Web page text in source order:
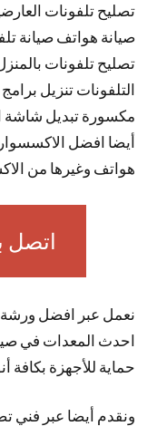
تصليح تلفونات
صيانة هواتف صيانة
تصليح تلفونات
التلفونات تنزيل
مكسورة تبديل شاشة
أيضا افضل
هواتف وغيرها من
اتصل بنا
نعمل عبر افضل ورشة
احدث المعدات في
حماية للأجهزة بكافة
ونقدم أيضا عبر فني